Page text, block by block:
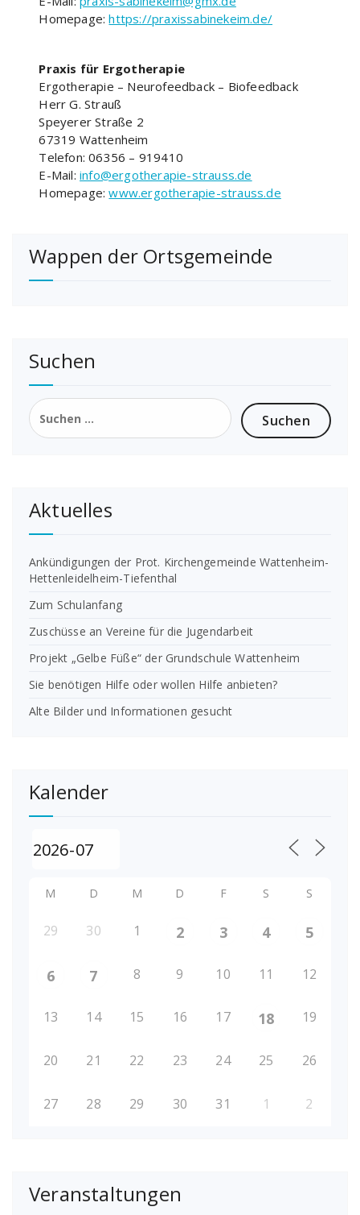
Homepage:https://praxissabinekeim.de/
Praxis für Ergotherapie
Ergotherapie – Neurofeedback – Biofeedback
Herr G. Strauß
Speyerer Straße 2
67319 Wattenheim
Telefon: 06356 – 919410
E-Mail:info@ergotherapie-strauss.de
Homepage:www.ergotherapie-strauss.de
Wappen der Ortsgemeinde
Suchen
Suchen
nach:
Aktuelles
Ankündigungen der Prot. Kirchengemeinde Wattenheim-
Hettenleidelheim-Tiefenthal
Zum Schulanfang
Zuschüsse an Vereine für die Jugendarbeit
Projekt „Gelbe Füße“ der Grundschule Wattenheim
Sie benötigen Hilfe oder wollen Hilfe anbieten?
Alte Bilder und Informationen gesucht
Kalender
M D M D F S S
29 30 1 2 3 4 5
6 7 8 9 10 11 12
13 14 15 16 17 18 19
20 21 22 23 24 25 26
27 28 29 30 31 1 2
Veranstaltungen